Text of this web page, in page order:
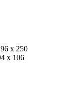
x 250
x 106